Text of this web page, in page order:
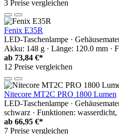
3 Preise vergleichen
Fenix E35R
LED-Taschenlampe ·
Akku: 148 g · Länge: 120.0 mm ·
ab 73,84 €*
12 Preise vergleichen
Nitecore MT2C PRO 1800 Lumen
LED-Taschenlampe ·
schwarz · Funktionen:
ab 66,95 €*
7 Preise vergleichen